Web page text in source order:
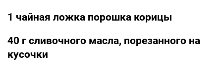
1 чайная ложка порошка корицы
40 г сливочного масла, порезанного на
кусочки